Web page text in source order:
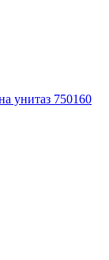
унитаз 750160